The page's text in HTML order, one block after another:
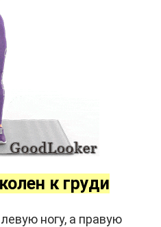
к груди
ногу, а правую